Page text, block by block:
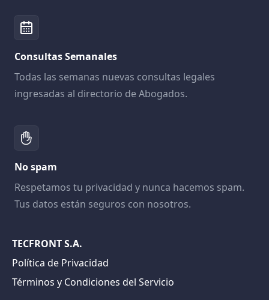
Consultas Semanales
Todas las semanas nuevas consultas legales
ingresadas al directorio de Abogados.
No spam
Respetamos tu privacidad y nunca hacemos spam.
Tus datos están seguros con nosotros.
TECFRONT S.A.
Política de Privacidad
Términos y Condiciones del Servicio